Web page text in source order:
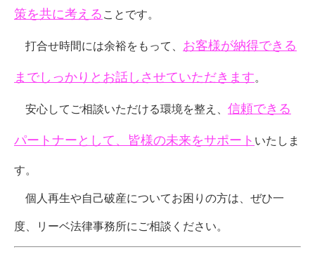
策を共に考える ことです。
打合せ時間には余裕をもって、 お客様が納得できる
までしっかりとお話しさせていただきます。
安心してご相談いただける環境を整え、 信頼できる
パートナーとして、皆様の未来をサポート いたしま
す。
個人再生や自己破産についてお困りの方は、ぜひ一
度、リーベ法律事務所にご相談ください。